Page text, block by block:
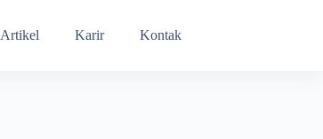
Artikel Karir Kontak